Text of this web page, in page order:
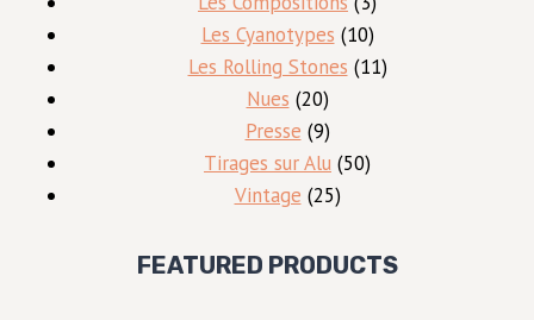
produits
Les Cyanotypes 1010
produits
Les Rolling Stones 1111
Nues 2020
produits
Presse 99
produits
Tirages sur Alu 5050
Vintage 2525
FEATURED PRODUCTS